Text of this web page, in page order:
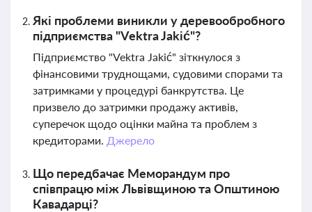
Які проблеми виникли у деревообробного
підприємства "Vektra Jakić"?
Підприємство "Vektra Jakić" зіткнулося з
фінансовими труднощами, судовими спорами та
затримками у процедурі банкрутства. Це
призвело до затримки продажу активів,
суперечок щодо оцінки майна та проблем з
кредиторами. Джерело
Що передбачає Меморандум про
співпрацю між Львівщиною та Општиною
Кавадарці?